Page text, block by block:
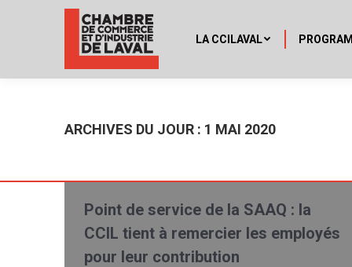
LA CCILAVAL
ARCHIVES DU JOUR : 1 MAI 2020
Point de service de la SAAQ : la
CCIL tient à remercier les employés
pour leur contribution